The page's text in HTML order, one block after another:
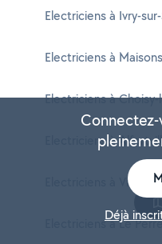
Electriciens à Ivry-
Electriciens à
Electriciens à Choisy-
Electriciens à
Electriciens à
Electriciens à Le
Déjà